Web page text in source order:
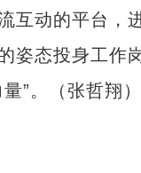
互动的平台，
姿态投身工作
”。（张哲翔）